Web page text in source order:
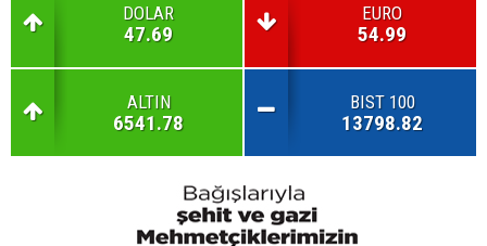
DOLAR
47.69
EURO
54.99
ALTIN
6541.78
BIST 100
13798.82